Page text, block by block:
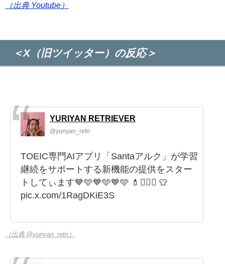
（出典 Youtube）
＜X（旧ツイッター）の反応＞
YURIYAN RETRIEVER
@yuriyan_retri
TOEIC専門AIアプリ「Santaアルク」が学習
継続をサポートする新機能の提供をスター
トしてぃます💙🩵💙🩵💙🩵 💄💇🏻‍♀️ 👕
pic.x.com/1RagDKiE3S
（出典 @yuriyan_retri）